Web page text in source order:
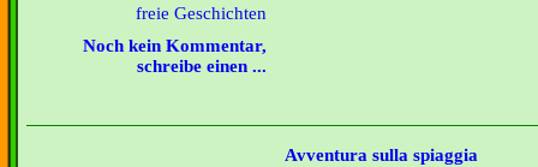
freie Geschichten
Noch kein Kommentar,
schreibe einen ...
Avventura sulla spiaggia